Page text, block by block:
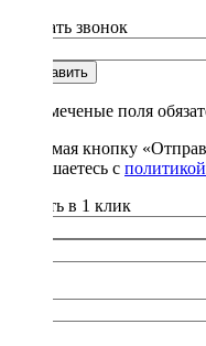
Заказать звонок
Отправить
* - отмеченые поля
Нажимая кнопку
соглашаетесь с
Купить в 1 клик